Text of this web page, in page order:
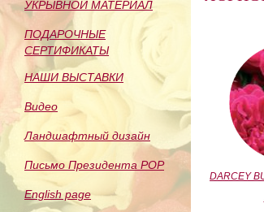
УКРЫВНОЙ МАТЕРИАЛ
ПОДАРОЧНЫЕ
СЕРТИФИКАТЫ
НАШИ ВЫСТАВКИ
Видео
Ландшафтный дизайн
Письмо Президента РОР
English page